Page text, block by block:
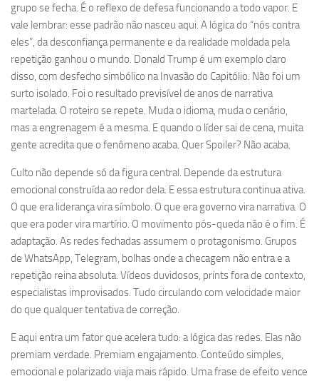
grupo se fecha. É o reflexo de defesa funcionando a todo vapor. E
vale lembrar: esse padrão não nasceu aqui. A lógica do “nós contra
eles”, da desconfiança permanente e da realidade moldada pela
repetição ganhou o mundo. Donald Trump é um exemplo claro
disso, com desfecho simbólico na Invasão do Capitólio. Não foi um
surto isolado. Foi o resultado previsível de anos de narrativa
martelada. O roteiro se repete. Muda o idioma, muda o cenário,
mas a engrenagem é a mesma. E quando o líder sai de cena, muita
gente acredita que o fenômeno acaba. Quer Spoiler? Não acaba.
Culto não depende só da figura central. Depende da estrutura
emocional construída ao redor dela. E essa estrutura continua ativa.
O que era liderança vira símbolo. O que era governo vira narrativa. O
que era poder vira martírio. O movimento pós-queda não é o fim. É
adaptação. As redes fechadas assumem o protagonismo. Grupos
de WhatsApp, Telegram, bolhas onde a checagem não entra e a
repetição reina absoluta. Vídeos duvidosos, prints fora de contexto,
especialistas improvisados. Tudo circulando com velocidade maior
do que qualquer tentativa de correção.
E aqui entra um fator que acelera tudo: a lógica das redes. Elas não
premiam verdade. Premiam engajamento. Conteúdo simples,
emocional e polarizado viaja mais rápido. Uma frase de efeito vence